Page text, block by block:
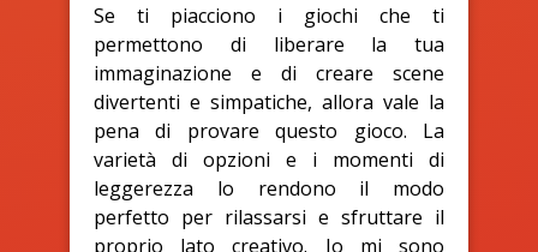
Se ti piacciono i giochi che ti
permettono di liberare la tua
immaginazione e di creare scene
divertenti e simpatiche, allora vale la
pena di provare questo gioco. La
varietà di opzioni e i momenti di
leggerezza lo rendono il modo
perfetto per rilassarsi e sfruttare il
proprio lato creativo. Io mi sono